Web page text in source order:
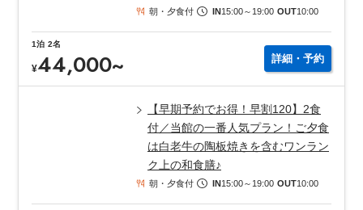
朝・夕食付 IN15:00～ 19:00 OUT10:00
1泊 2名
¥44,000~ 詳細・予約
【早期予約でお得！早割120】2食
付／当館の一番人気プラン！ご夕食
は白老牛の陶板焼きを含むワンラン
ク上の和食膳♪
朝・夕食付 IN15:00～ 19:00 OUT10:00